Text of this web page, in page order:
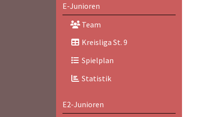
E-Junioren
Team
Kreisliga St. 9
Spielplan
Statistik
E2-Junioren